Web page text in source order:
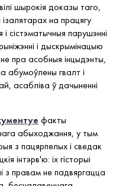
шырокія доказы таго,
на працягу
сістэматычныя парушэнні
і дыскрымінацыю
пра асобныя інцыдэнты,
абумоўлены гвалт і
асабліва ў дачыненні
факты
абыходжання, у тым
з пацярпелых і сведак
інтэрв'ю: іх гісторыі
з правам не падвяргацца